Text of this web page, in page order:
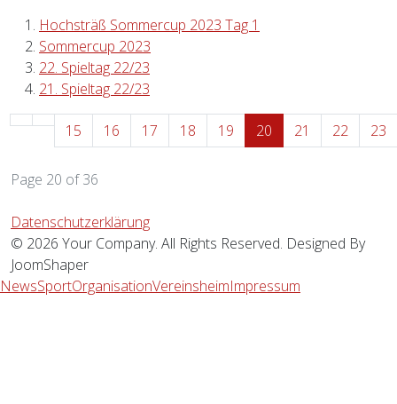
Hochsträß Sommercup 2023 Tag 1
Sommercup 2023
22. Spieltag 22/23
21. Spieltag 22/23
15 16 17 18 19 20 21 22 23
Page 20 of 36
Datenschutzerklärung
© 2026 Your Company. All Rights Reserved. Designed By
JoomShaper
NewsSportOrganisationVereinsheimImpressum